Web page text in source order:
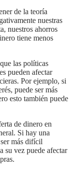
nuestras
nuestros ahorros
tiene menos
pueden afectar
Por ejemplo, si
puede ser más
esto también puede
Si hay una
más difícil
su vez puede afectar